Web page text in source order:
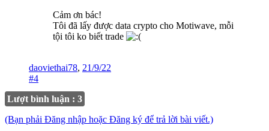
Cảm ơn bác!
Tôi đã lấy được data crypto cho Motiwave, mỗi
tội tôi ko biết trade
daoviethai78, 21/9/22
#4
Lượt bình luận : 3
(Bạn phải Đăng nhập hoặc Đăng ký để trả lời bài viết.)